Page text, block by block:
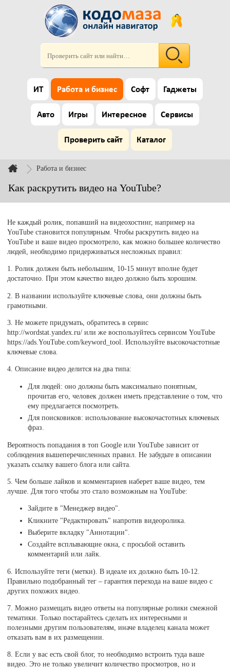
ИТ Работа и бизнес Софт Гаджеты
Авто Игры Интересное Сервисы
Проверить сайт Каталог
Работа и бизнес
Как раскрутить видео на YouTube?
Не каждый ролик, попавший на видеохостинг, например на
YouTube становится популярным. Чтобы раскрутить видео на
YouTube и ваше видео просмотрело, как можно большее количество
людей, необходимо придерживаться несложных правил:
1. Ролик должен быть небольшим, 10-15 минут вполне будет
достаточно. При этом качество видео должно быть хорошим.
2. В названии используйте ключевые слова, они должны быть
грамотными.
3. Не можете придумать, обратитесь в сервис
http://wordstat.yandex.ru/ или же воспользуйтесь сервисом YouTube
https://ads.YouTube.com/keyword_tool. Используйте высокочастотные
ключевые слова.
4. Описание видео делится на два типа:
Для людей: оно должны быть максимально понятным,
прочитав его, человек должен иметь представление о том, что
ему предлагается посмотреть.
Для поисковиков: использование высокочастотных ключевых
фраз.
Вероятность попадания в топ Google или YouTube зависит от
соблюдения вышеперечисленных правил. Не забудьте в описании
указать ссылку вашего блога или сайта.
5. Чем больше лайков и комментариев наберет ваше видео, тем
лучше. Для того чтобы это стало возможным на YouTube:
Зайдите в "Менеджер видео".
Кликните "Редактировать" напротив видеоролика.
Выберите вкладку "Аннотации".
Создайте всплывающие окна, с просьбой оставить
комментарий или лайк.
6. Используйте теги (метки). В идеале их должно быть 10-12.
Правильно подобранный тег – гарантия перехода на ваше видео с
других похожих видео.
7. Можно размещать видео ответы на популярные ролики смежной
тематики. Только постарайтесь сделать их интересными и
полезными другим пользователям, иначе владелец канала может
отказать вам в их размещении.
8. Если у вас есть свой блог, то необходимо встроить туда ваше
видео. Это не только увеличит количество просмотров, но и